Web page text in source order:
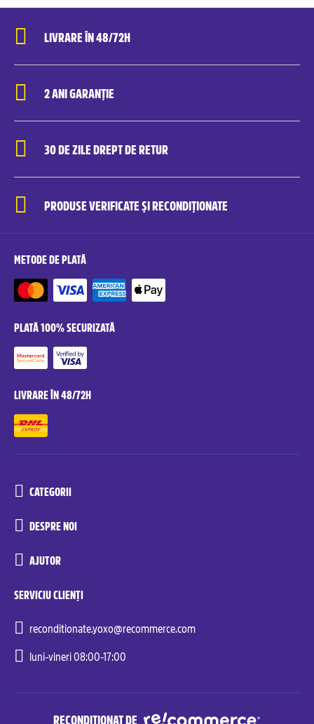
LIVRARE ÎN 48/72H
2 ANI GARANȚIE
30 DE ZILE DREPT DE RETUR
PRODUSE VERIFICATE ȘI RECONDIȚIONATE
METODE DE PLATĂ
PLATĂ 100% SECURIZATĂ
LIVRARE ÎN 48/72H
CATEGORII
DESPRE NOI
AJUTOR
SERVICIU CLIENȚI
reconditionate.yoxo@recommerce.com
luni-vineri 08:00-17:00
RECONDIȚIONAT DE